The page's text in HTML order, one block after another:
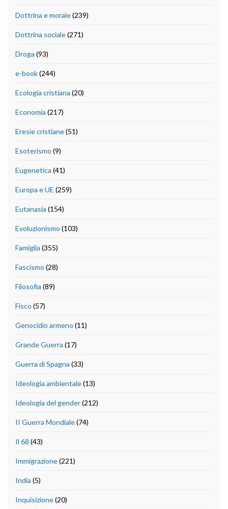
Dottrina e morale(239)
Dottrina sociale(271)
Droga (93)
e-book(244)
Ecologia cristiana (20)
Economia (217)
Eresie cristiane(51)
Esoterismo (9)
Eugenetica (41)
Europa e UE (259)
Eutanasia (154)
Evoluzionismo (103)
Famiglia (355)
Fascismo (28)
Filosofia (89)
Fisco (57)
Genocidio armeno (11)
Grande Guerra (17)
Guerra di Spagna (33)
Ideologia ambientale(13)
Ideologia del gender(212)
II Guerra Mondiale(74)
Il 68 (43)
Immigrazione(221)
India (5)
Inquisizione(20)